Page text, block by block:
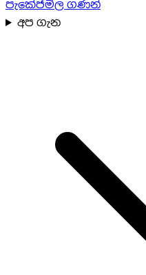
පැකේජමිල ගණන්
අප ගැන